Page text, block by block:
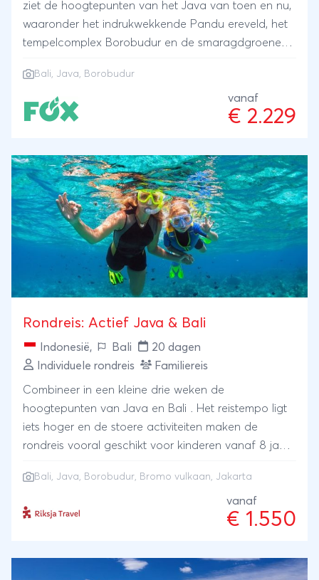
ziet de hoogtepunten van het Java van toen en nu,
waaronder het indrukwekkende Pandu ereveld, het
tempelcomplex Borobudur en de smaragdgroene
eiland Bali.
Bali, Java, Borobudur
vanaf
€ 2.229
Rondreis: Actief Java & Bali
Indonesië, Bali
20 dagen
Individuele rondreis
Familiereis
Combineer in een kleine drie weken de
hoogtepunten van Java en Bali . Het reistempo ligt
iets hoger en de stoere activiteiten maken de
rondreis vooral geschikt voor kinderen vanaf 8 jaar
bezoekt de mystieke Borobudur, met de trein reis je
dwars door Oost-Java en je gaat op jeep-expeditie
naar de Bromovulkaan. Op Bali vind je de rust aan
en ontdek je al snorkelend de onderwaterwereld.
Bali, Java, Borobudur, Bromo vulkaan, Jakarta
vanaf
€ 1.550